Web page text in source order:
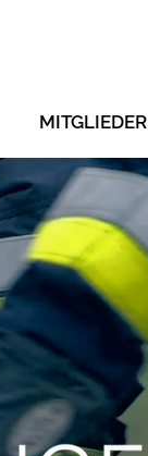
MITGLIEDER